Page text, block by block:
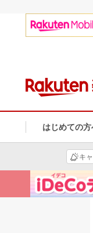
はじめての方
キ